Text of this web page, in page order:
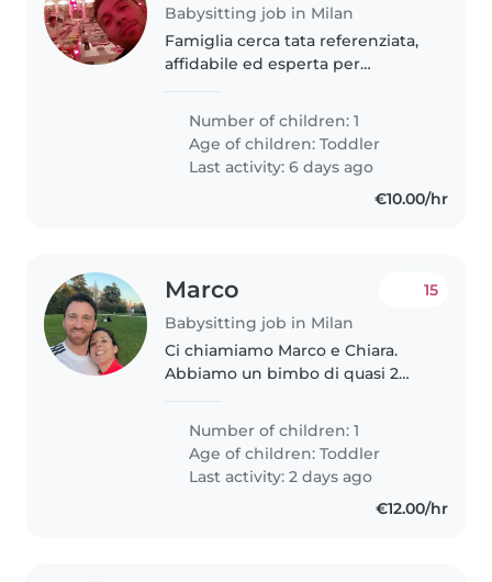
Babysitting job in Milan
Famiglia cerca tata referenziata,
affidabile ed esperta per
capace di aiutare a superare le
"difficoltà" della bambina..
Number of children: 1
Age of children:Toddler
Last activity: 6 days ago
€10.00/hr
Marco
Babysitting job in Milan
15
Ci chiamiamo Marco e Chiara.
Abbiamo un bimbo di quasi 2
babysiter fissa per mezza
giornata o anche occasionale
durante il giorno per quando
capita che non..
Number of children: 1
Age of children:Toddler
Last activity: 2 days ago
€12.00/hr